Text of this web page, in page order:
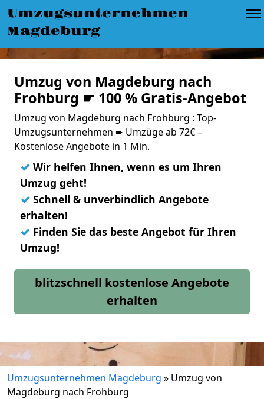
Umzugsunternehmen
Magdeburg
Umzug von Magdeburg nach
Frohburg ☛ 100 % Gratis-Angebot
Umzug von Magdeburg nach Frohburg : Top-
Umzugsunternehmen ➨ Umzüge ab 72€ –
Kostenlose Angebote in 1 Min.
✓ Wir helfen Ihnen, wenn es um Ihren
Umzug geht!
✓ Schnell & unverbindlich Angebote
erhalten!
✓ Finden Sie das beste Angebot für Ihren
Umzug!
blitzschnell kostenlose Angebote
erhalten
Umzugsunternehmen Magdeburg » Umzug von
Magdeburg nach Frohburg